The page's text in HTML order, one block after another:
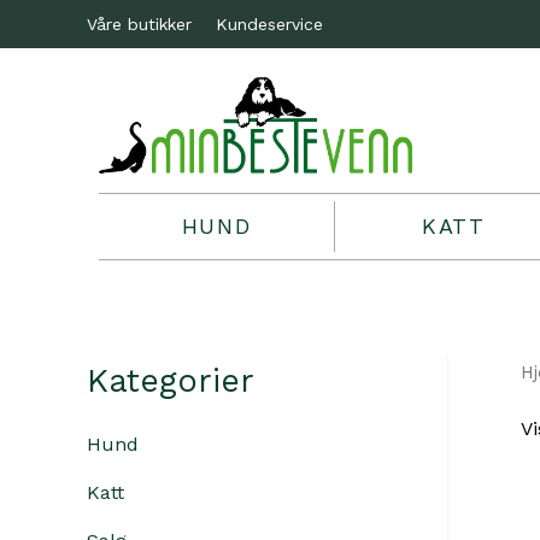
Våre butikker Kundeservice
HUND KATT
Kategorier
Hund
Katt